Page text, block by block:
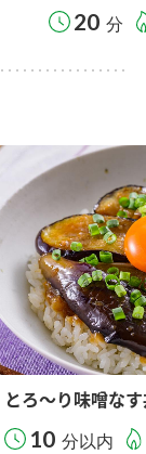
20 分
とろ～り味噌な
10 分以内